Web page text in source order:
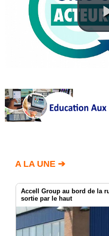
administration
boutique
A LA UNE ➔
Accell Group au bord de la
sortie par le haut